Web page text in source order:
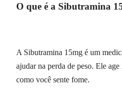
O que é a Sibutramina
A Sibutramina 15mg é um
ajudar na perda de peso. Ele
como você sente fome.